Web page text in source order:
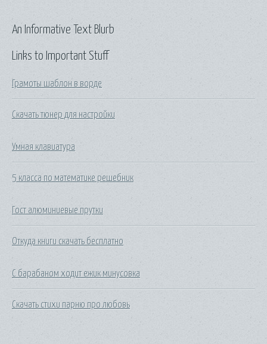
Links to Important Stuff
Грамоты шаблон в ворде
Скачать тюнер для настройки
Умная клавиатура
5 класса по математике решебник
Гост алюминиевые прутки
Откуда книги скачать бесплатно
С барабаном ходит ежик минусовка
Скачать стихи парню про любовь
An Informative Text Blurb